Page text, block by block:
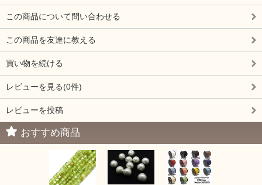
この商品について問い合わせる
この商品を友達に教える
買い物を続ける
レビューを見る(0件)
レビューを投稿
おすすめ商品